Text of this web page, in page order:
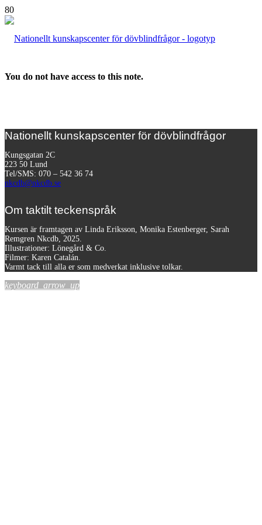
You do not have access to this note.
Nationellt kunskapscenter för dövblindfrågor
Kungsgatan 2C
223 50 Lund
Tel/SMS: 070 – 542 36 74
nkcdb@nkcdb.se
Om taktilt teckenspråk
Kursen är framtagen av Linda Eriksson, Monika Estenberger, Sarah
Remgren Nkcdb, 2025.
Illustrationer: Lönegård & Co.
Filmer: Karen Catalán.
Varmt tack till alla er som medverkat inklusive tolkar.
keyboard_arrow_up